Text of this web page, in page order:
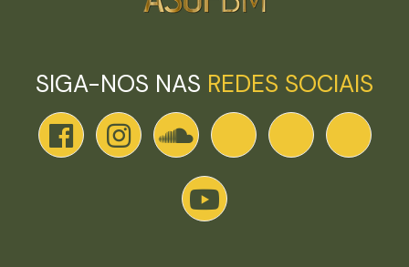
SIGA-NOS NAS REDES SOCIAIS